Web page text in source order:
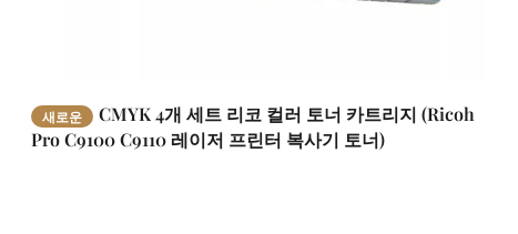
새로운
CMYK 4개 세트 리코 컬러 토너 카트리지 (Ricoh
Pro C9100 C9110 레이저 프린터 복사기 토너)